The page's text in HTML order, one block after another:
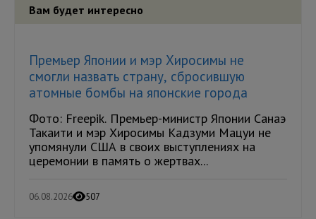
Вам будет интересно
Премьер Японии и мэр Хиросимы не
смогли назвать страну, сбросившую
атомные бомбы на японские города
Фото: Freepik. Премьер-министр Японии Санаэ
Такаити и мэр Хиросимы Кадзуми Мацуи не
упомянули США в своих выступлениях на
церемонии в память о жертвах...
06.08.2026 507